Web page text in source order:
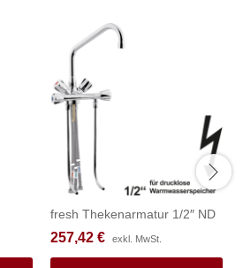
fresh Thekenarmatur 1/2″ ND
257,42 € exkl. MwSt.